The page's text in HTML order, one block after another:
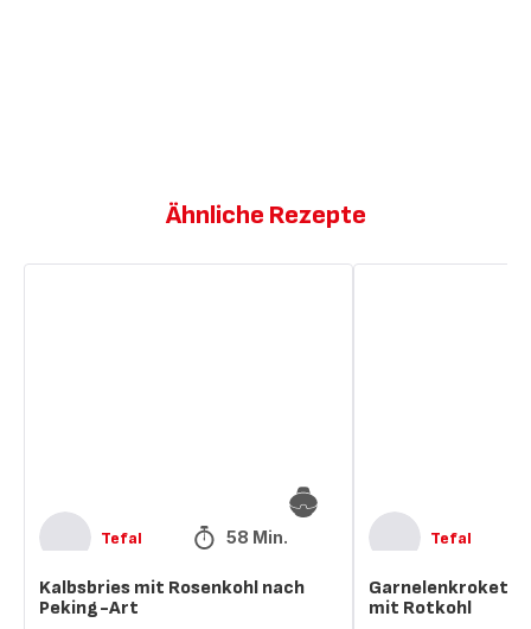
Ähnliche Rezepte
Tefal 58 Min.
Kalbsbries mit Rosenkohl nach
Peking-Art
Tefal
mit Rotkohl